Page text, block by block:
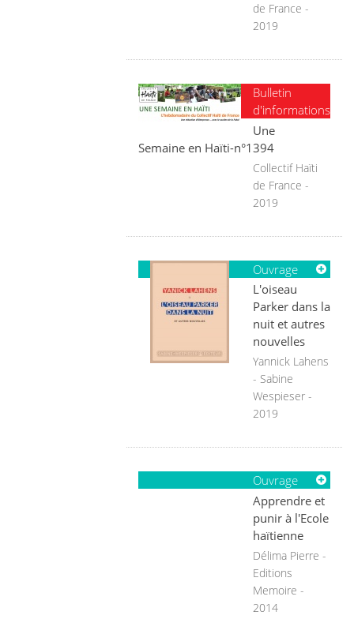
de France -
2019
Bulletin
d'informations
Une
Semaine en Haïti-n°1394
Collectif Haïti
de France -
2019
Ouvrage
L'oiseau
Parker dans la
nuit et autres
nouvelles
Yannick Lahens
- Sabine
Wespieser -
2019
Ouvrage
Apprendre et
punir à l'Ecole
haïtienne
Délima Pierre -
Editions
Memoire -
2014